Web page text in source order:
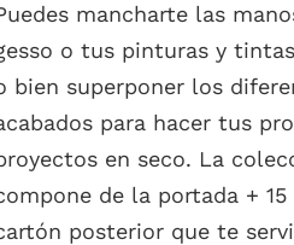
mancharte las
o tus pinturas y
bien superponer los
para hacer tus
en seco. La
de la portada + 15
posterior que te